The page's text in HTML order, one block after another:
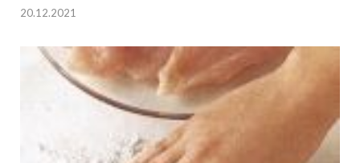
20.12.2021